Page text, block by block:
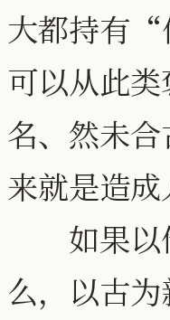
大都持有“
可以从此
名、然未
来就是造
如果以传
么，以古